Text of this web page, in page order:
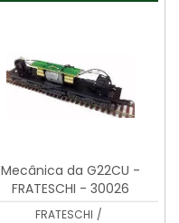
Mecânica da G22CU -
FRATESCHI - 30026
FRATESCHI /